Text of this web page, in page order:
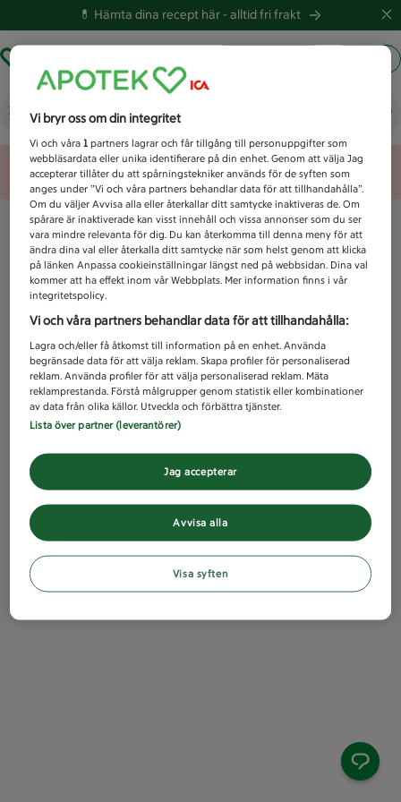
💊 Hämta dina recept här -alltid fri frakt
Vad letar du efter idag?
Unknown error
Vi bryr oss om din integritet
Vi och våra1 partners lagrar och får tillgång till personuppgifter som
webbläsardata eller unika identifierare på din enhet. Genom att välja Jag
accepterar tillåter du att spårningstekniker används för de syften som
anges under ”Vi och våra partners behandlar data för att tillhandahålla”.
Om du väljer Avvisa alla eller återkallar ditt samtycke inaktiveras de. Om
spårare är inaktiverade kan visst innehåll och vissa annonser som du ser
vara mindre relevanta för dig. Du kan återkomma till denna meny för att
ändra dina val eller återkalla ditt samtycke när som helst genom att klicka
på länken Anpassa cookieinställningar längst ned på webbsidan. Dina val
kommer att ha effekt inom vår Webbplats. Mer information finns i vår
integritetspolicy.
Vi och våra partners behandlar data för att tillhandahålla:
Lagra och/eller få åtkomst till information på en enhet. Använda
begränsade data för att välja reklam. Skapa profiler för personaliserad
reklam. Använda profiler för att välja personaliserad reklam. Mäta
reklamprestanda. Förstå målgrupper genom statistik eller kombinationer
av data från olika källor. Utveckla och förbättra tjänster.
Lista över partner (leverantörer)
Avvisa alla
Jag accepterar
Visa syften